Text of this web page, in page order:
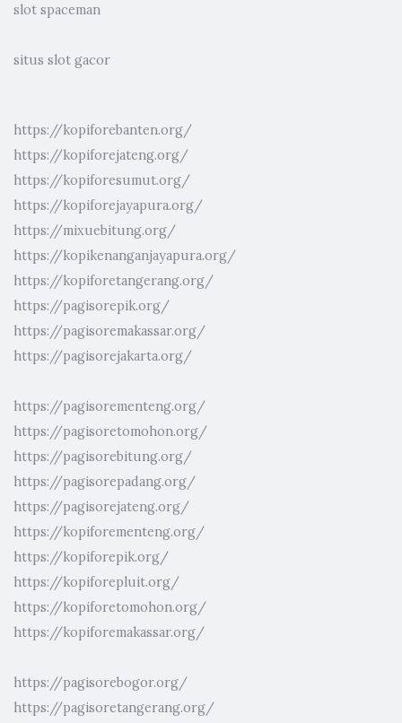
slot spaceman
situs slot gacor
https://kopiforebanten.org/
https://kopiforejateng.org/
https://kopiforesumut.org/
https://kopiforejayapura.org/
https://mixuebitung.org/
https://kopikenanganjayapura.org/
https://kopiforetangerang.org/
https://pagisorepik.org/
https://pagisoremakassar.org/
https://pagisorejakarta.org/
https://pagisorementeng.org/
https://pagisoretomohon.org/
https://pagisorebitung.org/
https://pagisorepadang.org/
https://pagisorejateng.org/
https://kopiforementeng.org/
https://kopiforepik.org/
https://kopiforepluit.org/
https://kopiforetomohon.org/
https://kopiforemakassar.org/
https://pagisorebogor.org/
https://pagisoretangerang.org/